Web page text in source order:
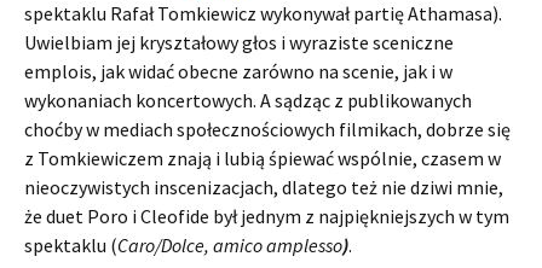
spektaklu Rafał Tomkiewicz wykonywał partię Athamasa).
Uwielbiam jej kryształowy głos i wyraziste sceniczne
emplois, jak widać obecne zarówno na scenie, jak i w
wykonaniach koncertowych. A sądząc z publikowanych
choćby w mediach społecznościowych filmikach, dobrze się
z Tomkiewiczem znają i lubią śpiewać wspólnie, czasem w
nieoczywistych inscenizacjach, dlatego też nie dziwi mnie,
że duet Poro i Cleofide był jednym z najpiękniejszych w tym
spektaklu (Caro/Dolce, amico amplesso).